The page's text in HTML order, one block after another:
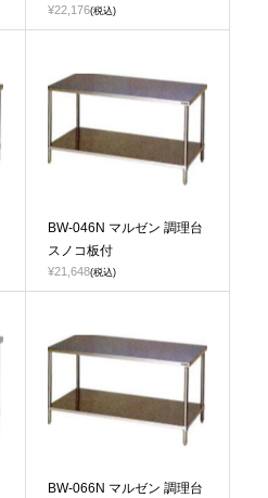
¥22,176(税込)
BW-046N マルゼン 調理台
スノコ板付
¥21,648(税込)
BW-066N マルゼン 調理台